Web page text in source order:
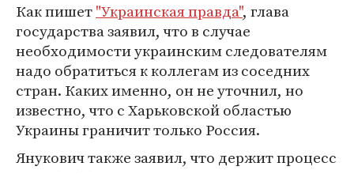
Как пишет"Украинская правда", глава
государства заявил, что в случае
необходимости украинским следователям
надо обратиться к коллегам из соседних
стран. Каких именно, он не уточнил, но
известно, что с Харьковской областью
Украины граничит только Россия.
Янукович также заявил, что держит процесс